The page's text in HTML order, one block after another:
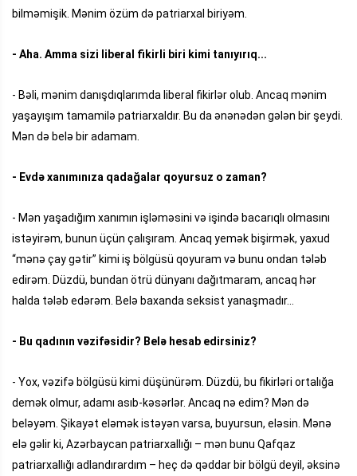
bilməmişik. Mənim özüm də patriarxal biriyəm.
- Aha. Amma sizi liberal fikirli biri kimi tanıyırıq...
- Bəli, mənim danışdıqlarımda liberal fikirlər olub. Ancaq mənim
yaşayışım tamamilə patriarxaldır. Bu da ənənədən gələn bir şeydi.
Mən də belə bir adamam.
- Evdə xanımınıza qadağalar qoyursuz o zaman?
- Mən yaşadığım xanımın işləməsini və işində bacarıqlı olmasını
istəyirəm, bunun üçün çalışıram. Ancaq yemək bişirmək, yaxud
“mənə çay gətir” kimi iş bölgüsü qoyuram və bunu ondan tələb
edirəm. Düzdü, bundan ötrü dünyanı dağıtmaram, ancaq hər
halda tələb edərəm. Belə baxanda seksist yanaşmadır...
- Bu qadının vəzifəsidir? Belə hesab edirsiniz?
- Yox, vəzifə bölgüsü kimi düşünürəm. Düzdü, bu fikirləri ortalığa
demək olmur, adamı asıb-kəsərlər. Ancaq nə edim? Mən də
beləyəm. Şikayət eləmək istəyən varsa, buyursun, eləsin. Mənə
elə gəlir ki, Azərbaycan patriarxallığı – mən bunu Qafqaz
patriarxallığı adlandırardım – heç də qəddar bir bölgü deyil, əksinə